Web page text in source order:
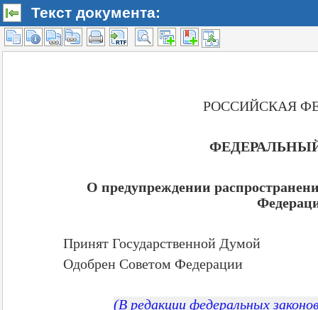
Текст документа: